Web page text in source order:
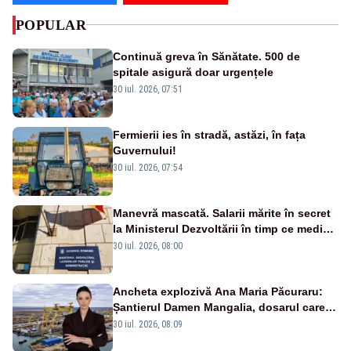
POPULAR
Continuă greva în Sănătate. 500 de
spitale asigură doar urgențele
30 iul. 2026, 07:51
Fermierii ies în stradă, astăzi, în fața
Guvernului!
30 iul. 2026, 07:54
Manevră mascată. Salarii mărite în secret
la Ministerul Dezvoltării în timp ce medicii
ies în stradă
30 iul. 2026, 08:00
Ancheta explozivă Ana Maria Păcuraru:
Șantierul Damen Mangalia, dosarul care
scufundă apărarea României
30 iul. 2026, 08:09